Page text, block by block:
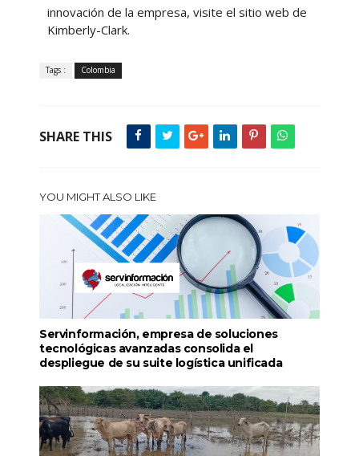
innovación de la empresa, visite el sitio web de
Kimberly-Clark.
Tags : Colombia
SHARE THIS
YOU MIGHT ALSO LIKE
Servinformación, empresa de soluciones
tecnológicas avanzadas consolida el
despliegue de su suite logística unificada